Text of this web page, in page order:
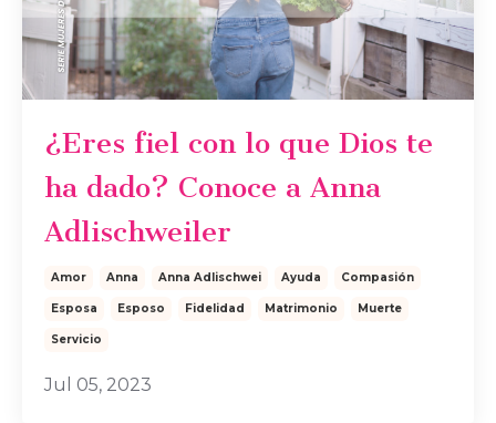
¿Eres fiel con lo que Dios te
ha dado? Conoce a Anna
Adlischweiler
Amor Anna Anna Adlischwei Ayuda Compasión
Esposa Esposo Fidelidad Matrimonio Muerte
Servicio
Jul 05, 2023